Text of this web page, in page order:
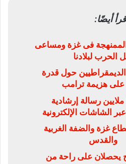
أيضًا:
فى غزة ومساعى
الحرب لبلادنا
حول قدرة
على هزيمة ترامب
إطلاق 5 ملايين رسالة إرشادية
الشاشات الإلكترونية
غزة والضفة الغربية
والقدس
يحصلان على راحة من